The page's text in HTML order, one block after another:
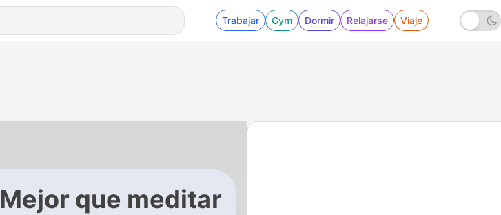
Trabajar Gym Dormir Relajarse Viaje
Mejor que meditar